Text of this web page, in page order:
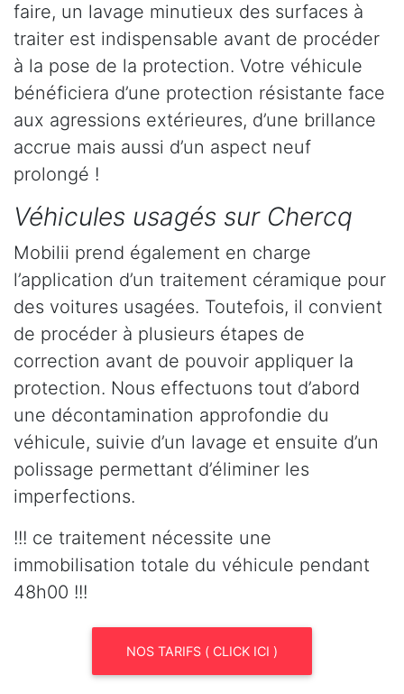
faire, un lavage minutieux des surfaces à
traiter est indispensable avant de procéder
à la pose de la protection. Votre véhicule
bénéficiera d’une protection résistante face
aux agressions extérieures, d’une brillance
accrue mais aussi d’un aspect neuf
prolongé !
Véhicules usagés sur Chercq
Mobilii prend également en charge
l’application d’un traitement céramique pour
des voitures usagées. Toutefois, il convient
de procéder à plusieurs étapes de
correction avant de pouvoir appliquer la
protection. Nous effectuons tout d’abord
une décontamination approfondie du
véhicule, suivie d’un lavage et ensuite d’un
polissage permettant d’éliminer les
imperfections.
!!! ce traitement nécessite une
immobilisation totale du véhicule pendant
48h00 !!!
NOS TARIFS ( CLICK ICI )